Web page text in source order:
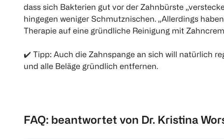
dass sich Bakterien gut vor der Zahnbürste
hingegen weniger Schmutznischen. „Allerdings
Therapie auf eine gründliche Reinigung mit
✔️ Tipp: Auch die Zahnspange an sich will natürlich
und alle Beläge gründlich entfernen.
FAQ: beantwortet von Dr. Kristina